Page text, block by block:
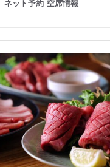
ネット予約 空席情報